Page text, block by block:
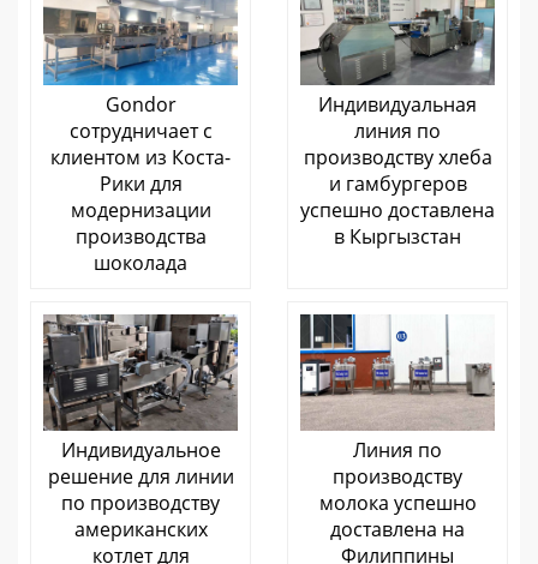
Gondor
сотрудничает с
клиентом из Коста-
Рики для
модернизации
производства
шоколада
Индивидуальная
линия по
производству хлеба
и гамбургеров
успешно доставлена
​​в Кыргызстан
Индивидуальное
решение для линии
по производству
американских
котлет для
Линия по
производству
молока успешно
доставлена ​​на
Филиппины